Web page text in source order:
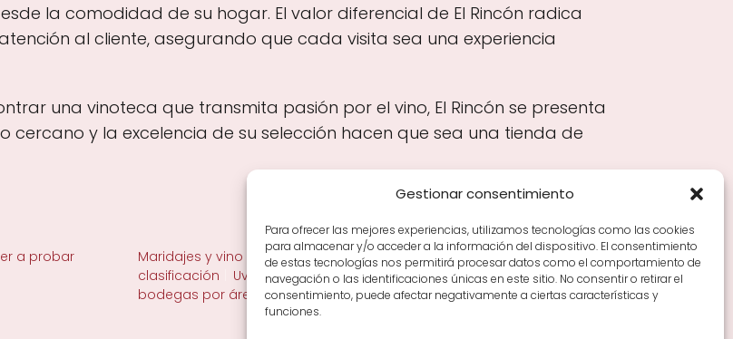
Gestionar consentimiento
Para ofrecer las mejores experiencias, utilizamos tecnologías como las cookies
para almacenar y/o acceder a la información del dispositivo. El consentimiento
de estas tecnologías nos permitirá procesar datos como el comportamiento de
navegación o las identificaciones únicas en este sitio. No consentir o retirar el
consentimiento, puede afectar negativamente a ciertas características y
funciones.
la comodidad de su hogar. El valor diferencial de El Rincón radica
al cliente, asegurando que cada visita sea una experiencia
una vinoteca que transmita pasión por el vino, El Rincón se presenta
cercano y la excelencia de su selección hacen que sea una tienda de
a probar
Maridajes y vino en la mesa Tiendas de vino por ciudades
Tipos de Rioja y
clasificación
Uvas y viñedo en Rioja Vino Rioja para empezar
Zonas de Rioja y
bodegas por área